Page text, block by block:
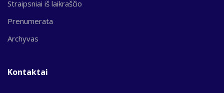
Straipsniai iš laikraščio
Prenumerata
Archyvas
Kontaktai